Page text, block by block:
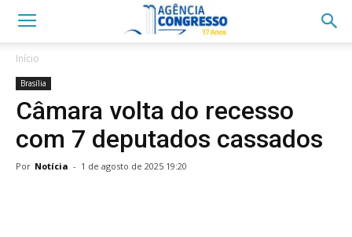
Início
Brasília
Câmara volta do recesso
com 7 deputados cassados
Por Notícia - 1 de agosto de 2025 19:20